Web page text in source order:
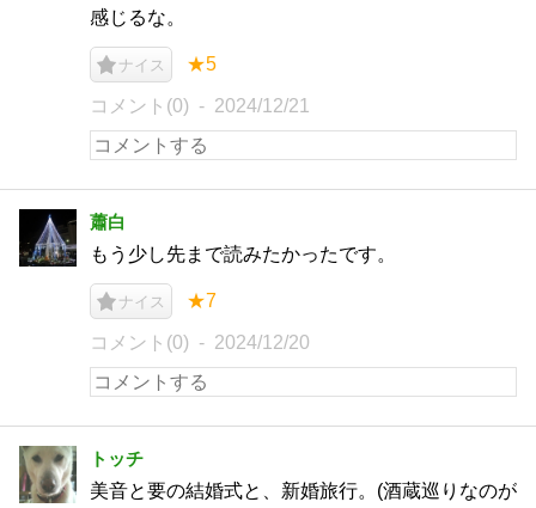
感じるな。
ナイス ★5
コメント(0) 2024/12/21
蕭白
もう少し先まで読みたかったです。
ナイス ★7
コメント(0) 2024/12/20
トッチ
美音と要の結婚式と、新婚旅行。(酒蔵巡りなのが